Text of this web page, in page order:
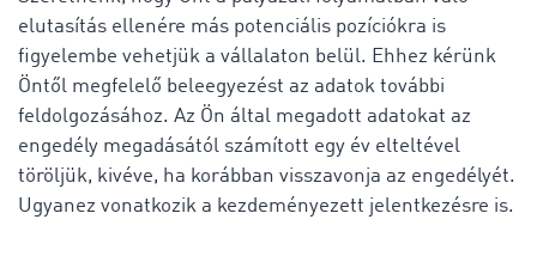
elutasítás ellenére más potenciális pozíciókra is
figyelembe vehetjük a vállalaton belül. Ehhez kérünk
Öntől megfelelő beleegyezést az adatok további
feldolgozásához. Az Ön által megadott adatokat az
engedély megadásától számított egy év elteltével
töröljük, kivéve, ha korábban visszavonja az engedélyét.
Ugyanez vonatkozik a kezdeményezett jelentkezésre is.